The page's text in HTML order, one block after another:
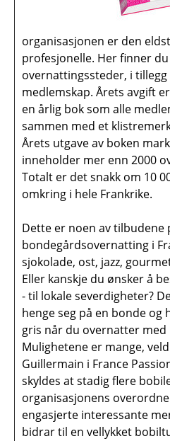
organisasjonen er den
profesjonelle. Her finner
overnattingssteder, i
medlemskap. Årets avgift
en årlig bok som alle
sammen med et
Årets utgave av boken
inneholder mer enn 2000
Totalt er det snakk om 10
omkring i hele Frankrike.
Dette er noen av tilbudene
bondegårdsovernatting i
sjokolade, ost, jazz,
Eller kanskje du ønsker å
- til lokale severdigheter?
henge seg på en bonde og
gris når du overnatter med
Mulighetene er mange,
Guillermain i France
skyldes at stadig flere
organisasjonens
engasjerte interessante
bidrar til en vellykket